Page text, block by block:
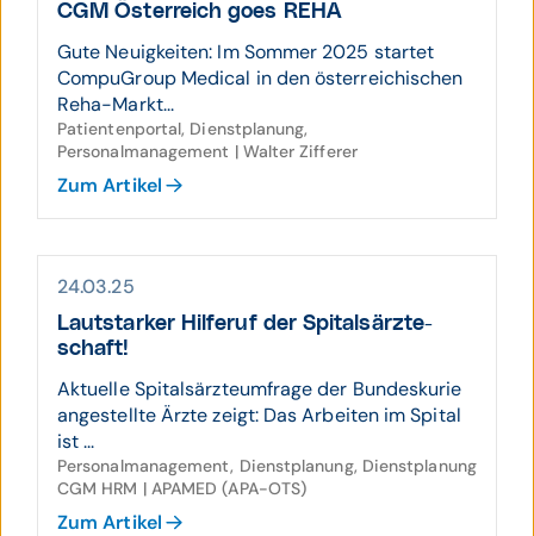
CGM Österreich goes REHA
Gute Neuigkeiten: Im Sommer 2025 startet
CompuGroup Medical in den österreichischen
Reha-Markt...
Patientenportal, Dienstplanung,
Personalmanagement | Walter Zifferer
Zum Artikel
24.03.25
Laut­starker Hilfe­ruf der Spitals­ärzte­
schaft!
Aktuelle Spitalsärzteumfrage der Bundeskurie
angestellte Ärzte zeigt: Das Arbeiten im Spital
ist ...
Personalmanagement, Dienstplanung, Dienstplanung
CGM HRM | APAMED (APA-OTS)
Zum Artikel